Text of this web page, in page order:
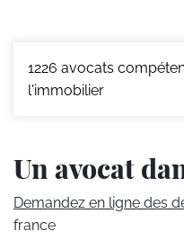
1226 avocats
l'immobilier
Un avocat
Demandez en ligne des
france